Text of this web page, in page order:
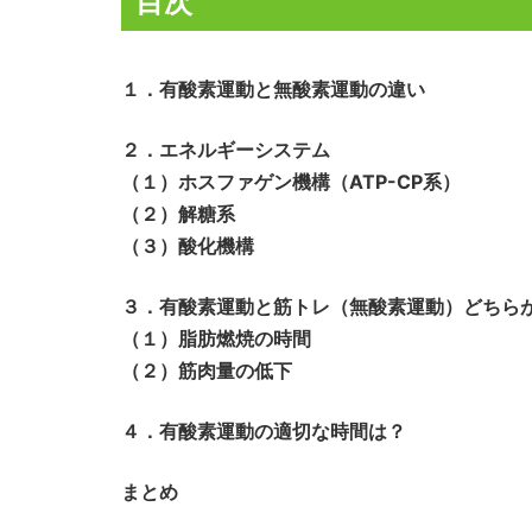
１．有酸素運動と無酸素運動の違い
２．エネルギーシステム
（１）ホスファゲン機構（ATP-CP系）
（２）解糖系
（３）酸化機構
３．有酸素運動と筋トレ（無酸素運動）どちら
（１）脂肪燃焼の時間
（２）筋肉量の低下
４．有酸素運動の適切な時間は？
まとめ